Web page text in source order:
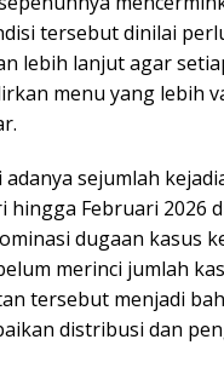
tersebut dinilai
lebih lanjut agar
menu yang lebih
sejumlah
hingga Februari 2026
dugaan kasus
merinci jumlah
tersebut menjadi
distribusi dan